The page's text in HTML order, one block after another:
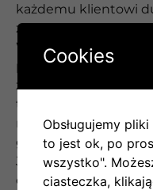
każdemu klientowi
z nami.
Współpraca z naszą
profesjonalnie.
zostaniesz
takie już mamy
najważniejsze jest
gwarancja satysfakcji.
Jest to naszym
długotrwałe
Cookies
Obsługujemy
to jest ok, po
wszystko".
ciasteczka,